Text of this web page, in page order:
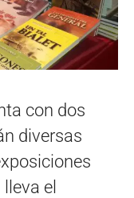
con dos
diversas
el